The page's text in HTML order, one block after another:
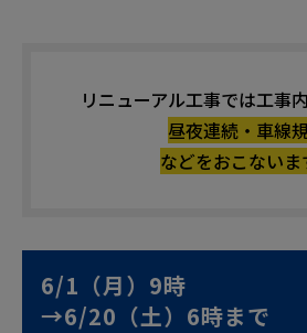
リニューアル工事では工事
昼夜連続・車線
などをおこないま
6/1（月）9時
→6/20（土）6時まで